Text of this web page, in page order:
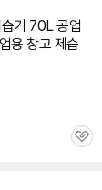
기 70L 공업
용 창고 제습
관